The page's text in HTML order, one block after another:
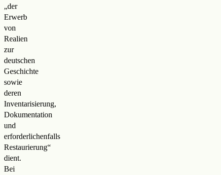
„der
Erwerb
von
Realien
zur
deutschen
Geschichte
sowie
deren
Inventarisierung,
Dokumentation
und
erforderlichenfalls
Restaurierung“
dient.
Bei